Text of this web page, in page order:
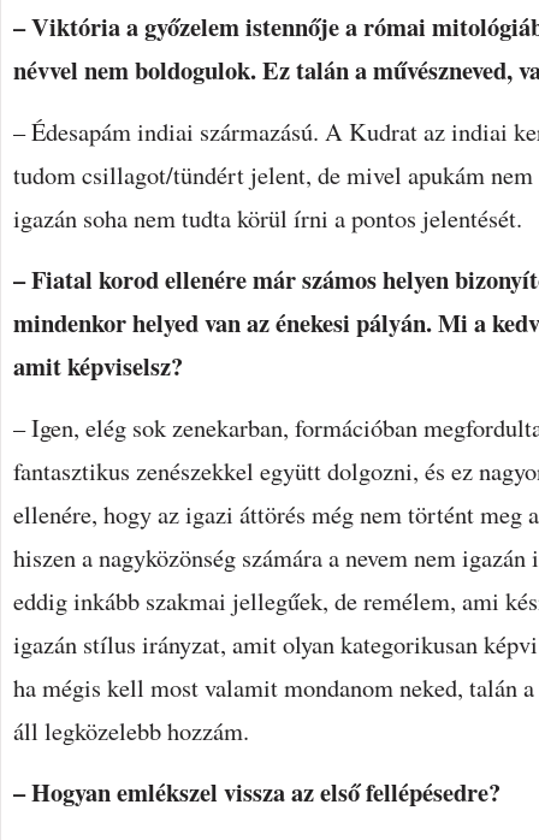
– Viktória a győzelem istennője a római
névvel nem boldogulok. Ez talán a művészneved,
– Édesapám indiai származású. A Kudrat az indiai
tudom csillagot/tündért jelent, de mivel apukám nem
igazán soha nem tudta körül írni a pontos jelentését.
– Fiatal korod ellenére már számos helyen
mindenkor helyed van az énekesi pályán. Mi a
amit képviselsz?
– Igen, elég sok zenekarban, formációban
fantasztikus zenészekkel együtt dolgozni, és ez
ellenére, hogy az igazi áttörés még nem történt meg
hiszen a nagyközönség számára a nevem nem
eddig inkább szakmai jellegűek, de remélem, ami
igazán stílus irányzat, amit olyan kategorikusan
ha mégis kell most valamit mondanom neked, talán
áll legközelebb hozzám.
– Hogyan emlékszel vissza az első fellépésedre?